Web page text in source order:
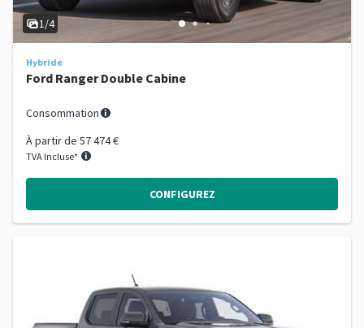
1/4
Hybride
Ford Ranger Double Cabine
Consommation
À partir de 57 474 €
TVA Incluse*
CONFIGUREZ